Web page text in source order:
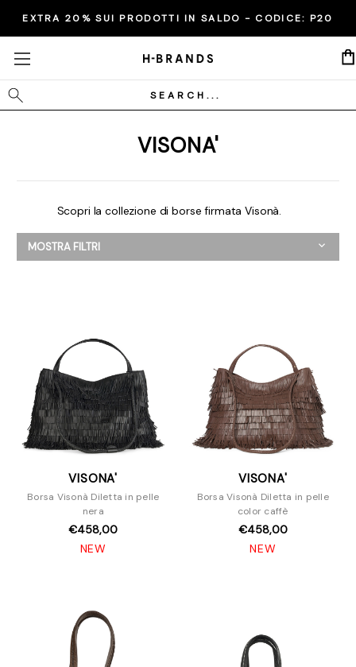
EXTRA 20% SUI PRODOTTI IN SALDO - CODICE: P20
Cerca
VISONA'
Scopri la collezione di borse firmata Visonà.
MOSTRA FILTRI
VISONA'
Borsa Visonà Diletta in pelle
nera
€458,00
NEW
VISONA'
Borsa Visonà Diletta in pelle
color caffè
€458,00
NEW